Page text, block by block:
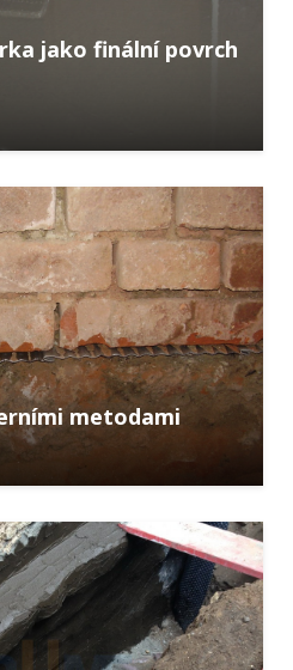
jako finální povrch
metodami